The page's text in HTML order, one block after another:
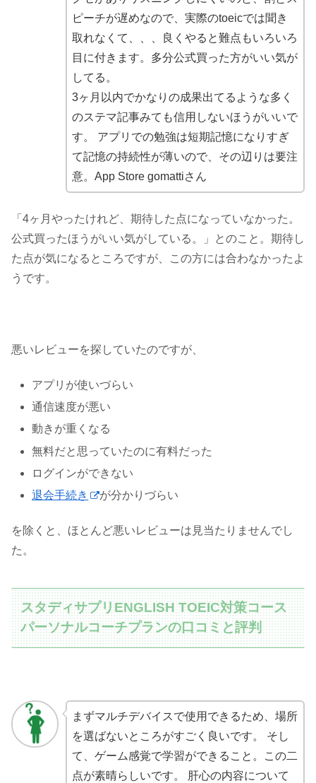
ピーチが遅めなので、実際のtoeicでは聞き
取れなくて、、、良くやると難点もいろいろ
目に付きます。多分公式買った方がいい気が
してる。
3ヶ月以内でかなりの成果出てるような多く
のステマ記事みても信用しないほうがいいで
す。 アプリでの勉強は短期記憶になりすぎ
て記憶の持続性が薄いので、その辺りは要注
意。App Store gomattiさん
「4ヶ月やったけれど、期待した点になっていなかった。
公式買ったほうがいい気がしている。」とのこと。期待し
た点が気になるところですが、この方には合わなかったよ
うです。
悪いレビューを探していたのですが、
アプリが使いづらい
通信速度が悪い
動きが重くなる
無料だと思っていたのに有料だった
ログインができない
退会手続き
が分かりづらい
を除くと、ほとんど悪いレビューは見当たりませんでし
た。
スタディサプリENGLISH TOEIC対策コース
パーソナルコーチプランの口コミと評判
まずマルチデバイスで使用できるため、場所
を選ばないところがすごく良いです。 そし
て、ゲーム感覚で学習ができること。この二
点が素晴らしいです。 肝心の内容について